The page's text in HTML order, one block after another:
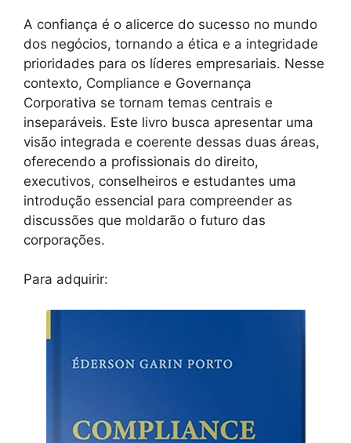
A confiança é o alicerce do sucesso no mundo
dos negócios, tornando a ética e a integridade
prioridades para os líderes empresariais. Nesse
contexto, Compliance e Governança
Corporativa se tornam temas centrais e
inseparáveis. Este livro busca apresentar uma
visão integrada e coerente dessas duas áreas,
oferecendo a profissionais do direito,
executivos, conselheiros e estudantes uma
introdução essencial para compreender as
discussões que moldarão o futuro das
corporações.
Para adquirir: